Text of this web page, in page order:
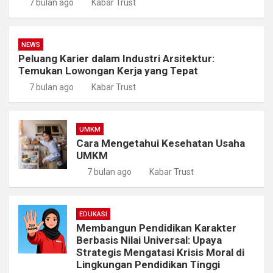
7 bulan ago Kabar Trust
NEWS
Peluang Karier dalam Industri Arsitektur:
Temukan Lowongan Kerja yang Tepat
7 bulan ago Kabar Trust
UMKM
Cara Mengetahui Kesehatan Usaha
UMKM
7 bulan ago Kabar Trust
EDUKASI
Membangun Pendidikan Karakter
Berbasis Nilai Universal: Upaya
Strategis Mengatasi Krisis Moral di
Lingkungan Pendidikan Tinggi